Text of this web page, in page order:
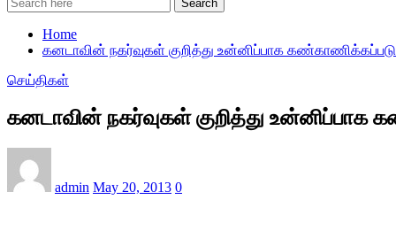
Search
Home
கனடாவின் நகர்வுகள் குறித்து உன்னிப்பாக
செய்திகள்
கனடாவின் நகர்வுகள் குறித்து
admin May 20, 2013 0